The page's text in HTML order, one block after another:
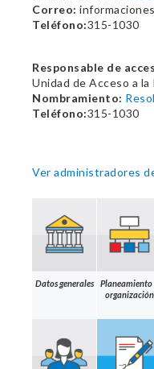
Correo:
Teléfono:315-1030
Responsable de
Unidad de Acceso a
Nombramiento:
Teléfono:315-1030
Ver administradores
Datos generales
Planeamiento
organización